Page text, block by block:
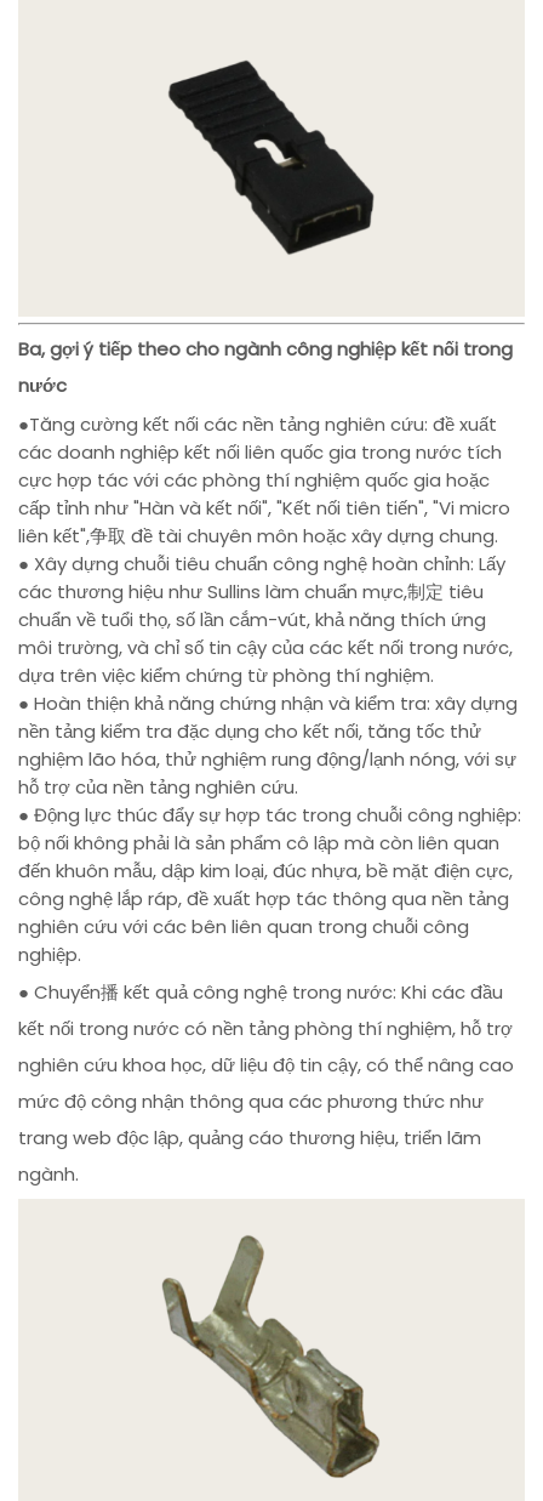
Ba, gợi ý tiếp theo cho ngành công nghiệp kết nối trong
nước
●Tăng cường kết nối các nền tảng nghiên cứu: đề xuất
các doanh nghiệp kết nối liên quốc gia trong nước tích
cực hợp tác với các phòng thí nghiệm quốc gia hoặc
cấp tỉnh như "Hàn và kết nối", "Kết nối tiên tiến", "Vi micro
liên kết",争取 đề tài chuyên môn hoặc xây dựng chung.
● Xây dựng chuỗi tiêu chuẩn công nghệ hoàn chỉnh: Lấy
các thương hiệu như Sullins làm chuẩn mực,制定 tiêu
chuẩn về tuổi thọ, số lần cắm-vút, khả năng thích ứng
môi trường, và chỉ số tin cậy của các kết nối trong nước,
dựa trên việc kiểm chứng từ phòng thí nghiệm.
● Hoàn thiện khả năng chứng nhận và kiểm tra: xây dựng
nền tảng kiểm tra đặc dụng cho kết nối, tăng tốc thử
nghiệm lão hóa, thử nghiệm rung động/lạnh nóng, với sự
hỗ trợ của nền tảng nghiên cứu.
● Động lực thúc đẩy sự hợp tác trong chuỗi công nghiệp:
bộ nối không phải là sản phẩm cô lập mà còn liên quan
đến khuôn mẫu, dập kim loại, đúc nhựa, bề mặt điện cực,
công nghệ lắp ráp, đề xuất hợp tác thông qua nền tảng
nghiên cứu với các bên liên quan trong chuỗi công
nghiệp.
● Chuyển播 kết quả công nghệ trong nước: Khi các đầu
kết nối trong nước có nền tảng phòng thí nghiệm, hỗ trợ
nghiên cứu khoa học, dữ liệu độ tin cậy, có thể nâng cao
mức độ công nhận thông qua các phương thức như
trang web độc lập, quảng cáo thương hiệu, triển lãm
ngành.